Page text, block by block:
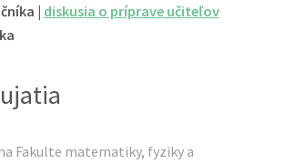
| diskusia o príprave učiteľov
Fakulte matematiky, fyziky a